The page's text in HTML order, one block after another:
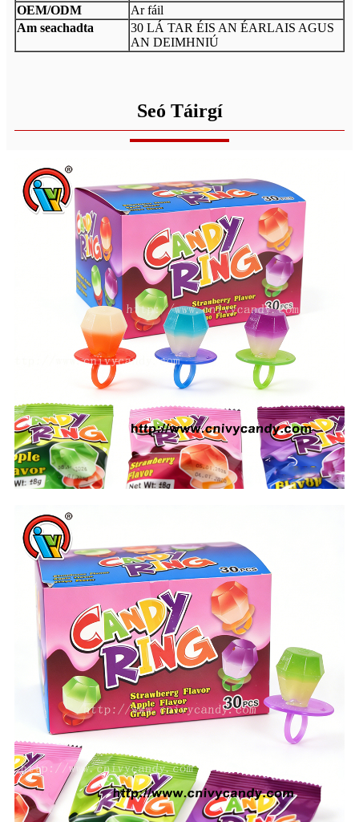
OEM/ODM
Ar fáil
Am seachadta
30 LÁ TAR ÉIS AN ÉARLAIS AGUS
AN DEIMHNIÚ
Seó Táirgí